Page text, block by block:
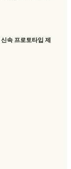
속 프로토타입 제